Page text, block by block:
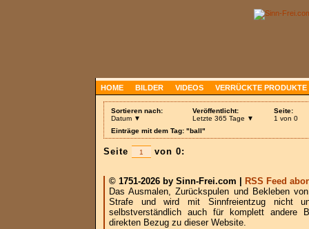
HOME BILDER VIDEOS VERRÜCKTE PRODUKTE
Sortieren nach:
Datum ▼
Veröffentlicht:
Letzte 365 Tage ▼
Seite:
1 von 0
Einträge mit dem Tag: "ball"
Seite von 0:
© 1751-2026 by Sinn-Frei.com |
RSS Feed
Das Ausmalen, Zurückspulen und Bekleben
Strafe und wird mit Sinnfreientzug nicht
selbstverständlich auch für komplett andere
direkten Bezug zu dieser Website.